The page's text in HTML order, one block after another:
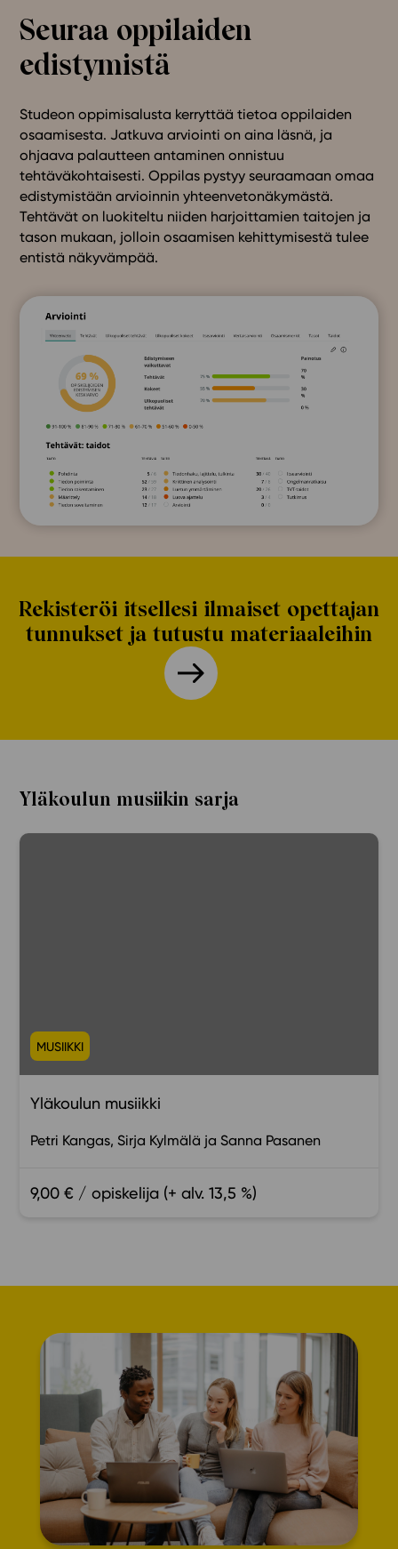
Seuraa oppilaiden
edistymistä
Studeon oppimisalusta kerryttää tietoa oppilaiden
osaamisesta. Jatkuva arviointi on aina läsnä, ja
ohjaava palautteen antaminen onnistuu
tehtäväkohtaisesti. Oppilas pystyy seuraamaan omaa
edistymistään arvioinnin yhteenvetonäkymästä.
Tehtävät on luokiteltu niiden harjoittamien taitojen ja
tason mukaan, jolloin osaamisen kehittymisestä tulee
entistä näkyvämpää.
Rekisteröi itsellesi ilmaiset opettajan
tunnukset ja tutustu materiaaleihin
Yläkoulun musiikin sarja
MUSIIKKI
Yläkoulun musiikki
Petri Kangas Sirja Kylmälä Sanna Pasanen
9,00 € / opiskelija (+ alv. 13,5 %)